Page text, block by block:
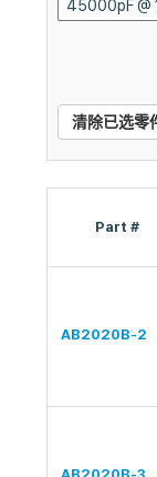
清除已选零
Part #
AB2020B-2